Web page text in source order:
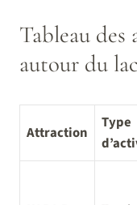
Tableau
autour du lac
Attraction
Type